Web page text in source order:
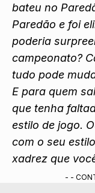
bateu no
Paredão e foi
poderia
campeonato?
tudo pode
E para quem
que tenha
estilo de jogo.
com o seu
xadrez que
- -